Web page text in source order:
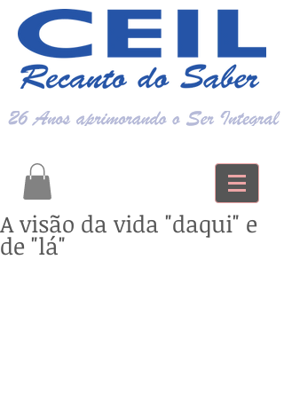
A visão da vida "daqui" e
de "lá"